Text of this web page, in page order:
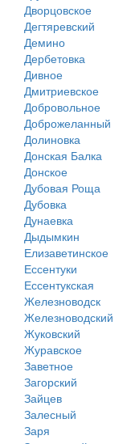
Дворцовское
Дегтяревский
Демино
Дербетовка
Дивное
Дмитриевское
Добровольное
Доброжеланный
Долиновка
Донская Балка
Донское
Дубовая Роща
Дубовка
Дунаевка
Дыдымкин
Елизаветинское
Ессентуки
Ессентукская
Железноводск
Железноводский
Жуковский
Журавское
Заветное
Загорский
Зайцев
Залесный
Заря